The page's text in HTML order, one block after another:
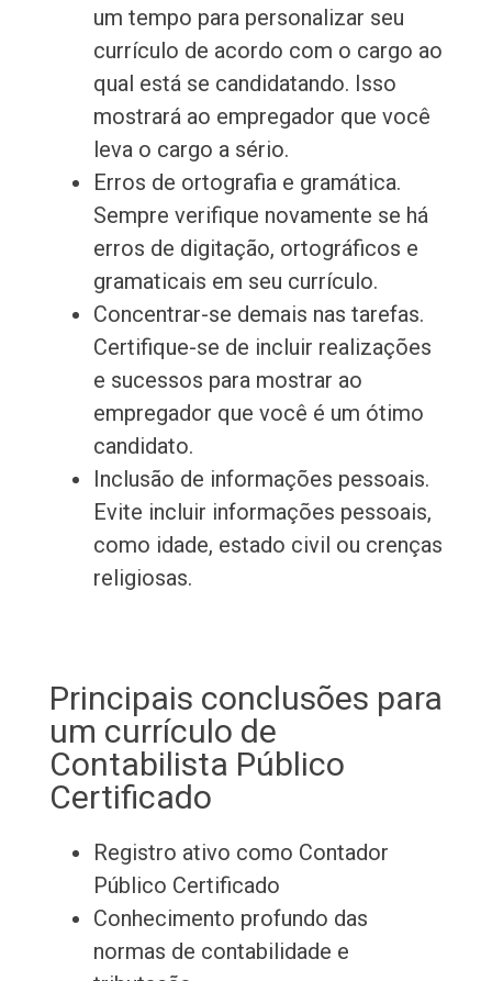
um tempo para personalizar seu
currículo de acordo com o cargo ao
qual está se candidatando. Isso
mostrará ao empregador que você
leva o cargo a sério.
Erros de ortografia e gramática.
Sempre verifique novamente se há
erros de digitação, ortográficos e
gramaticais em seu currículo.
Concentrar-se demais nas tarefas.
Certifique-se de incluir realizações
e sucessos para mostrar ao
empregador que você é um ótimo
candidato.
Inclusão de informações pessoais.
Evite incluir informações pessoais,
como idade, estado civil ou crenças
religiosas.
Principais conclusões para
um currículo de
Contabilista Público
Certificado
Registro ativo como Contador
Público Certificado
Conhecimento profundo das
normas de contabilidade e